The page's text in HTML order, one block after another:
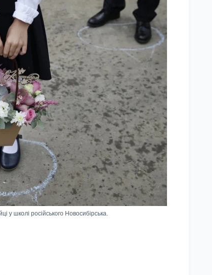
у школі російського Новосибірська.